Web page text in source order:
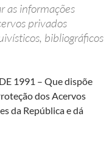
informações
privados
bibliográficos
1991 – Que dispõe
dos Acervos
da República e dá